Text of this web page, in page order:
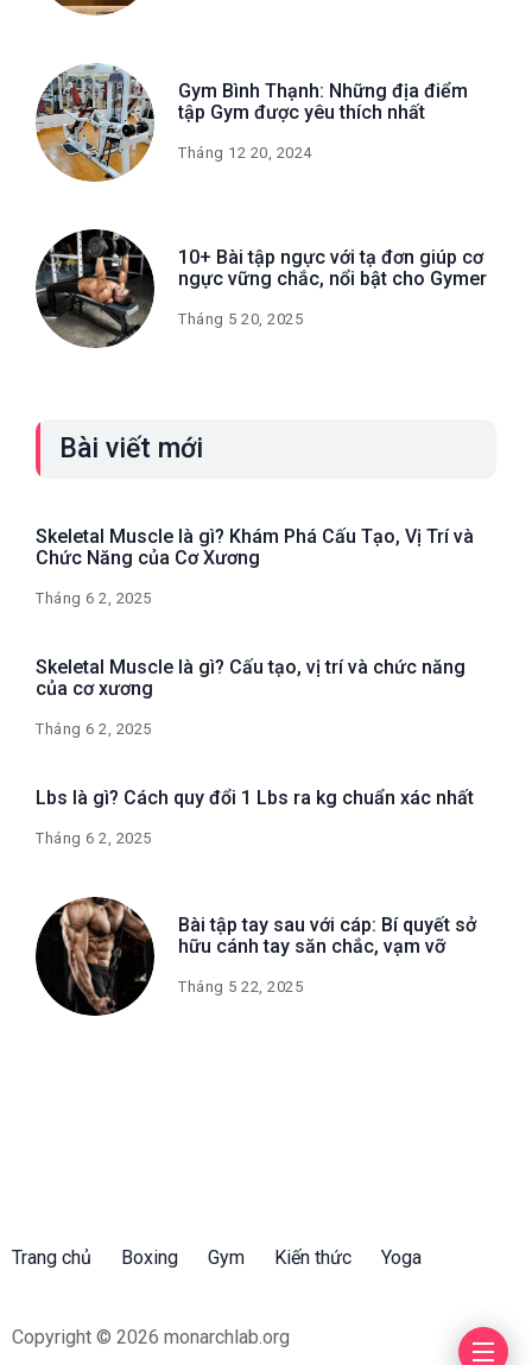
Gym Bình Thạnh: Những địa điểm
tập Gym được yêu thích nhất
Tháng 12 20, 2024
10+ Bài tập ngực với tạ đơn giúp cơ
ngực vững chắc, nổi bật cho Gymer
Tháng 5 20, 2025
Bài viết mới
Skeletal Muscle là gì? Khám Phá Cấu Tạo, Vị Trí và
Chức Năng của Cơ Xương
Tháng 6 2, 2025
Skeletal Muscle là gì? Cấu tạo, vị trí và chức năng
của cơ xương
Tháng 6 2, 2025
Lbs là gì? Cách quy đổi 1 Lbs ra kg chuẩn xác nhất
Tháng 6 2, 2025
Bài tập tay sau với cáp: Bí quyết sở
hữu cánh tay săn chắc, vạm vỡ
Tháng 5 22, 2025
Trang chủ Boxing Gym Kiến thức Yoga
Copyright © 2026 monarchlab.org